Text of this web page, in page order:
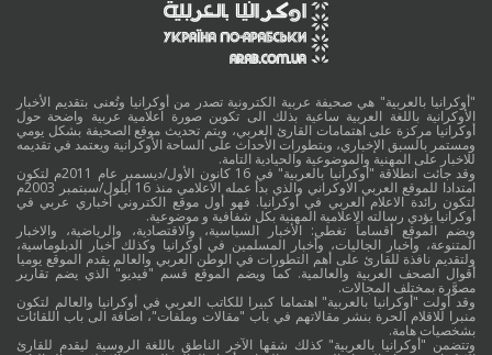
"أوكرانيا بالعربية" هي صحيفة عربية الكترونية تصدر من أوكرانيا وتُعنى بتقديم الأخبار
الأوكرانية باللغة العربية ساعية بذلك الى تكوين صورة اعلامية عربية واضحة حول
أوكرانيا مركزة على اهتمامات القارئ العربي، ويتم تحديث موقع الصحيفة بشكل يومي
ومستمر بالسبق الإخباري، وبتطورات الأحداث على الساحة الأوكرانية ويعتمد في تقديمه
للاخبار على المهنية والموضوعية والحيادية التامة.
وقد جائت انطلاقة "أوكرانيا بالعربية" في 16 كانون الأول/ديسمبر عام 2011م لتكون
امتدادا للموقع العربي الاوكراني والذي بدأ عمله الاعلامي منذ 16 أيلول/سبتمبر 2003م
لتكون رائدة الاعلام العربي في أوكرانيا. فهو أول موقع الكتروني أخباري عربي في
أوكرانيا يؤدي رسالته الاعلامية المهنية بكل شفافية و موضوعية.
ويضم الموقع أقساماً تغطي: الأخبار السياسية، والاقتصادية، والرياضية، والاخبار
المتنوعة، وأخبار الجاليات، وأخبار المسلمين في أوكرانيا وكذلك أخبار الدبلوماسية،
ولتقديم نافذة للقارئ على أهم التطورات في الوطن العربي والعالم يقدم الموقع يوميا
أقوال الصحف العربية والعالمية. كما ويضم الموقع قسم "فيديو" الذي يضم تقارير
مصوَّرة بمختلف المجالات.
وقد أولت "أوكرانيا بالعربية" اهتماما كبيرا للكاتب العربي في أوكرانيا والعالم لتكون
منبرا للاقلام الحرة بنشر مقالاتهم في باب "مقالات وملفات"، اضافة الى باب اللقائات
بشخصيات هامة.
وتتضمن "أوكرانيا بالعربية" كذلك شقها الآخر الناطق باللغة الروسية ليقدم للقارئ